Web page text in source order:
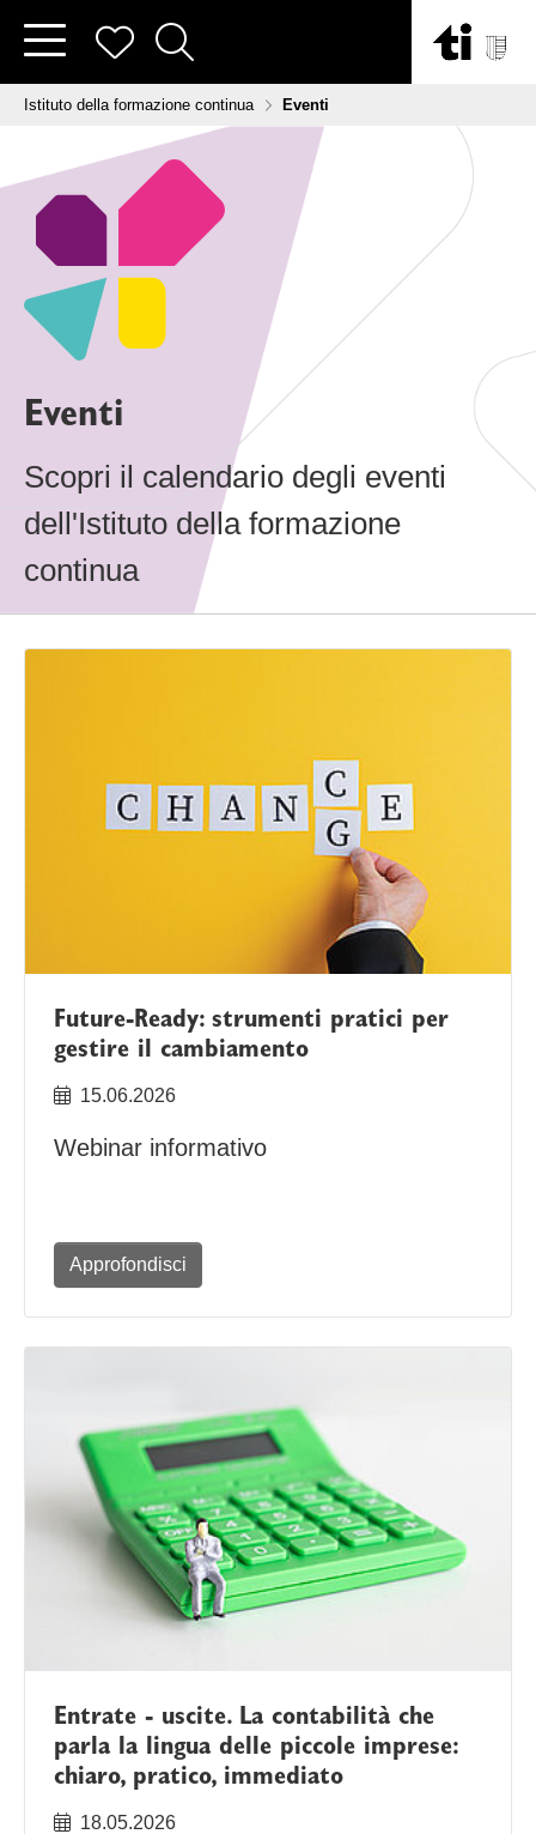
Tu sei qui:
Istituto della formazione continua Eventi
Eventi
Scopri il calendario degli eventi
dell'Istituto della formazione
continua
Future-Ready: strumenti pratici per
gestire il cambiamento
15.06.2026
Webinar informativo
Approfondisci
Entrate - uscite. La contabilità che
parla la lingua delle piccole imprese:
chiaro, pratico, immediato
18.05.2026